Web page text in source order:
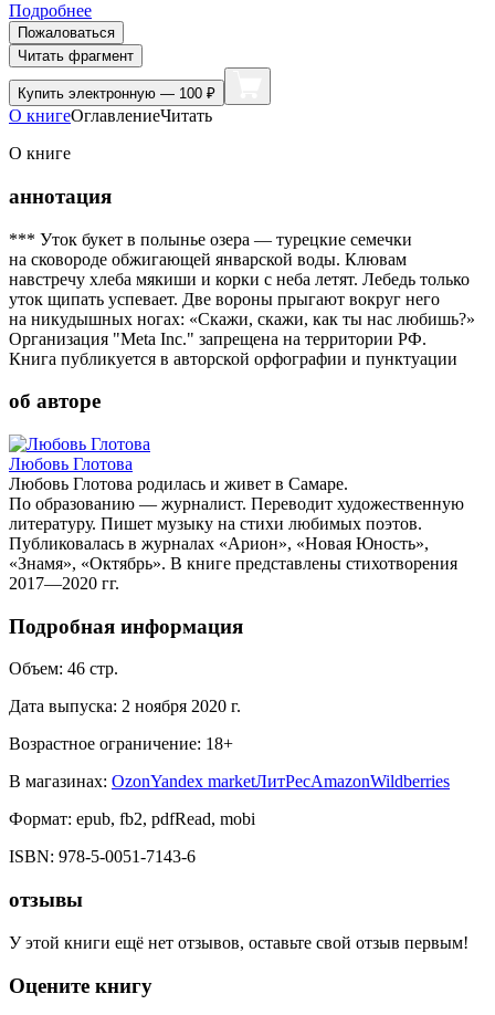
Подробнее
Пожаловаться
Читать фрагмент
Купить электронную — 100 ₽
О книгеОглавлениеЧитать
О книге
аннотация
*** Уток букет в полынье озера — турецкие семечки
на сковороде обжигающей январской воды. Клювам
навстречу хлеба мякиши и корки с неба летят. Лебедь только
уток щипать успевает. Две вороны прыгают вокруг него
на никудышных ногах: «Скажи, скажи, как ты нас любишь?»
Организация "Meta Inc." запрещена на территории РФ.
Книга публикуется в авторской орфографии и пунктуации
об авторе
Любовь Глотова
Любовь Глотова родилась и живет в Самаре.
По образованию — журналист. Переводит художественную
литературу. Пишет музыку на стихи любимых поэтов.
Публиковалась в журналах «Арион», «Новая Юность»,
«Знамя», «Октябрь». В книге представлены стихотворения
2017—2020 гг.
Подробная информация
Объем: 46 стр.
Дата выпуска: 2 ноября 2020 г.
Возрастное ограничение: 18+
В магазинах: OzonYandex marketЛитРесAmazonWildberries
Формат: epub, fb2, pdfRead, mobi
ISBN: 978-5-0051-7143-6
отзывы
У этой книги ещё нет отзывов, оставьте свой отзыв первым!
Оцените книгу